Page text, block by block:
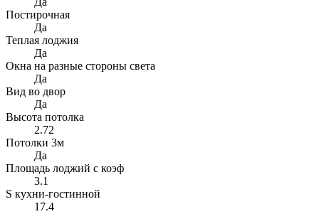
Постирочная
Да
Теплая лоджия
Да
Окна на разные стороны света
Да
Вид во двор
Да
Высота потолка
2.72
Потолки 3м
Да
Площадь лоджий с коэф
3.1
S кухни-гостинной
17.4